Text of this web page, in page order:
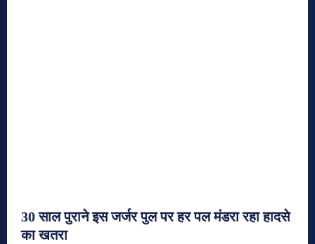
30 साल पुराने इस जर्जर पुल पर हर पल मंडरा रहा हादसे
का खतरा